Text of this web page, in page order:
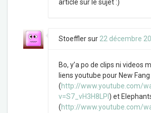
article sur le sujet :)
Stoefflersur 22 décembre
Bo, y’a po de clips ni videos
liens youtube pour New Fang
(http://www.youtube.com/
v=S7_vH3H8LPI ) et
(http://www.youtube.com/